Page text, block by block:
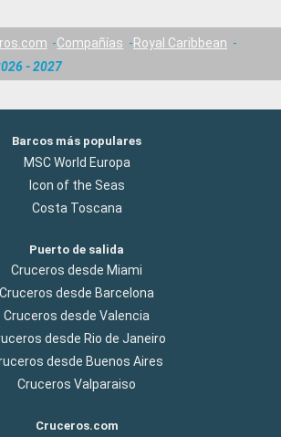
Compañías
Royal Caribbean
- 2027
Barcos más populares
MSC World Europa
Icon of the Seas
Costa Toscana
Puerto de salida
Cruceros desde Miami
Cruceros desde Barcelona
Cruceros desde Valencia
desde Rio de Janeiro
desde Buenos Aires
Cruceros Valparaiso
Cruceros.com